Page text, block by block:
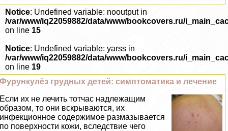
Notice: Undefined variable: nooutput in
/var/www/iq22059882/data/www/bookcovers.ru/
on line 15
Notice: Undefined variable: yarss in
/var/www/iq22059882/data/www/bookcovers.ru/
on line 19
Фурункулёз грудных детей: симптоматика и лечение
Если их не лечить тотчас надлежащим
образом, то они вскрываются, их
инфекционное содержимое размазывается
по поверхности кожи, вследствие чего